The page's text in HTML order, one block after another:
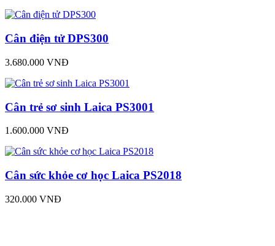
Cân điện tử DPS300
3.680.000 VNĐ
Cân trẻ sơ sinh Laica PS3001
1.600.000 VNĐ
Cân sức khỏe cơ học Laica PS2018
320.000 VNĐ